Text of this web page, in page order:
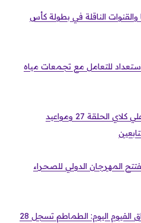
والقنوات الناقلة في بطولة كأس
للتعامل مع تجمعات مياه
أحداث مثيرة في مسلسل علي كلاي الحلقة 27 ومواعيد
57.. تونس تفتتح المهرجان الدولي للصحراء
أسعار الخضراوات في أسواق الفيوم اليوم: الطماطم تسجل 28